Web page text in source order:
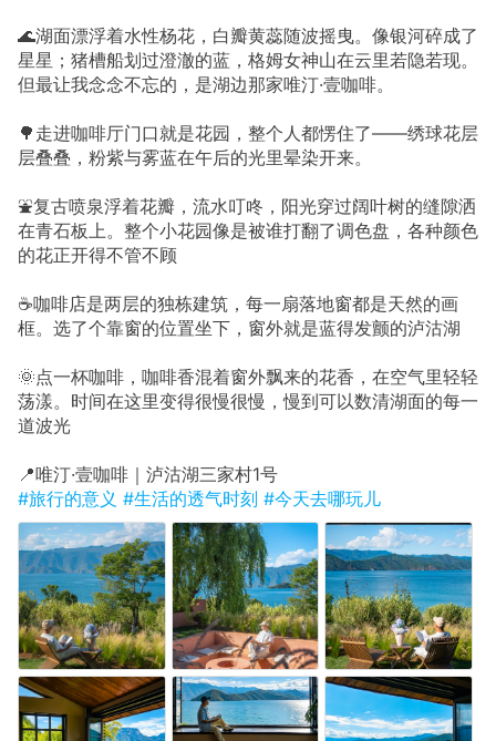
🌊湖面漂浮着水性杨花，白瓣黄蕊随波摇曳。像银河碎成了
星星；猪槽船划过澄澈的蓝，格姆女神山在云里若隐若现。
但最让我念念不忘的，是湖边那家唯汀·壹咖啡。
🌳走进咖啡厅门口就是花园，整个人都愣住了——绣球花层
层叠叠，粉紫与雾蓝在午后的光里晕染开来。
⛲复古喷泉浮着花瓣，流水叮咚，阳光穿过阔叶树的缝隙洒
在青石板上。整个小花园像是被谁打翻了调色盘，各种颜色
的花正开得不管不顾
☕咖啡店是两层的独栋建筑，每一扇落地窗都是天然的画
框。选了个靠窗的位置坐下，窗外就是蓝得发颤的泸沽湖
🌞点一杯咖啡，咖啡香混着窗外飘来的花香，在空气里轻轻
荡漾。时间在这里变得很慢很慢，慢到可以数清湖面的每一
道波光
📍唯汀·壹咖啡｜泸沽湖三家村1号
#旅行的意义 #生活的透气时刻 #今天去哪玩儿